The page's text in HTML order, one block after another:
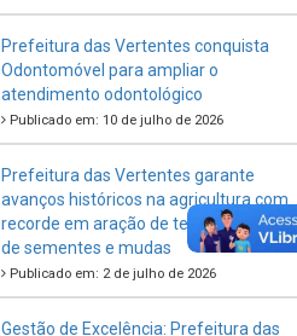
Prefeitura das Vertentes conquista
Odontomóvel para ampliar o
atendimento odontológico
Publicado em: 10 de julho de 2026
Prefeitura das Vertentes garante
avanços históricos na agricultura com
recorde em aração de terras e entrega
de sementes e mudas
Publicado em: 2 de julho de 2026
Gestão de Excelência: Prefeitura das